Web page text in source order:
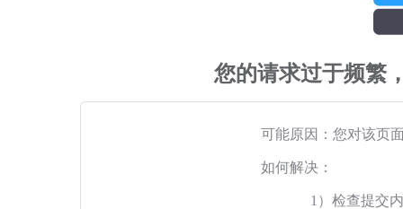
您的请求过于频繁
可能原因：您对该页
如何解决：
1）检查提交